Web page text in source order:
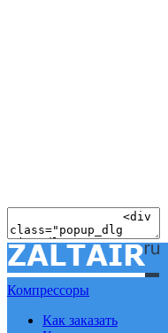
Компрессоры
Как заказать